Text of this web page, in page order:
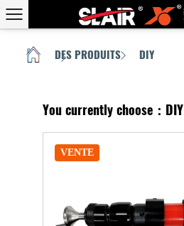
MAISONDES PRODUITS DIY
You currently choose：DIY
VENTE